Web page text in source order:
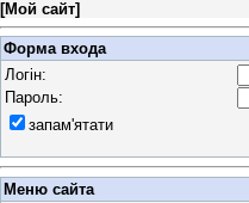
[Мой сайт]
Форма входа
Логін:
Пароль:
запам'ятати
Меню сайта